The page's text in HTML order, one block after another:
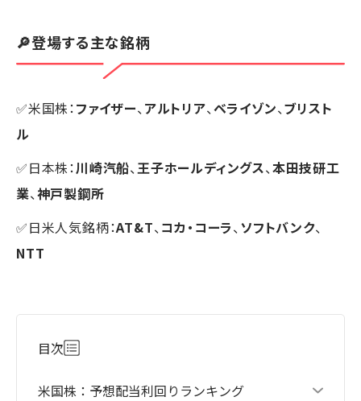
🔎登場する主な銘柄
✅米国株：ファイザー、アルトリア、ベライゾン、ブリスト
ル
✅日本株：川崎汽船、王子ホールディングス、本田技研工
業、神戸製鋼所
✅日米人気銘柄：AT&T、コカ・コーラ、ソフトバンク、
NTT
目次
米国株：予想配当利回りランキング